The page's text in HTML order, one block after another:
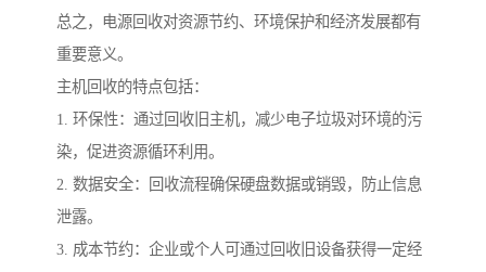
总之，电源回收对资源节约、环境保护和经济发展都有
重要意义。
主机回收的特点包括：
1. 环保性：通过回收旧主机，减少电子垃圾对环境的污
染，促进资源循环利用。
2. 数据安全：回收流程确保硬盘数据或销毁，防止信息
泄露。
3. 成本节约：企业或个人可通过回收旧设备获得一定经